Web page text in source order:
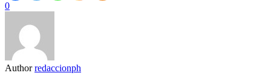
0
Author redaccionph